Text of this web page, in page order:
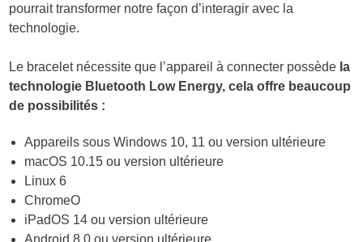
pourrait transformer notre façon d’interagir avec la
technologie.
Le bracelet nécessite que l’appareil à connecter possède la
technologie Bluetooth Low Energy, cela offre beaucoup
de possibilités :
Appareils sous Windows 10, 11 ou version ultérieure
macOS 10.15 ou version ultérieure
Linux 6
ChromeO
iPadOS 14 ou version ultérieure
Android 8.0 ou version ultérieure